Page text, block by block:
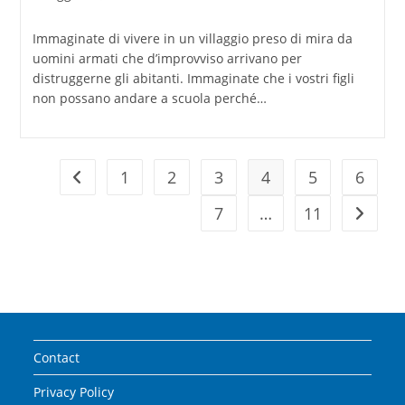
Immaginate di vivere in un villaggio preso di mira da
uomini armati che d’improvviso arrivano per
distruggerne gli abitanti. Immaginate che i vostri figli
non possano andare a scuola perché…
Vai alla pagina precedente
1 2 3 4 5
6
7
… 11 Vai alla
Contact
Privacy Policy